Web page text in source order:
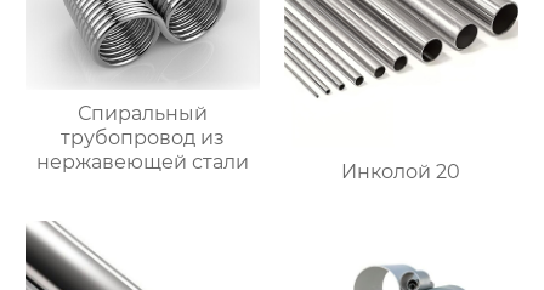
Спиральный
трубопровод из
нержавеющей стали
Инколой 20